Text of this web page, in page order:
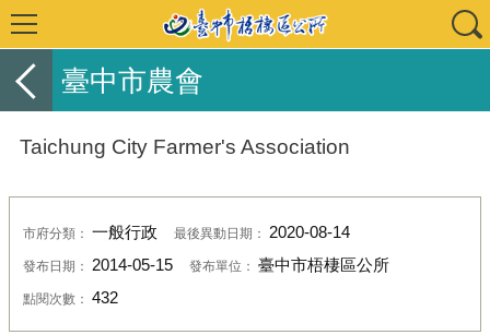
臺中市農會
Taichung City Farmer's Association
市府分類： 一般行政 最後異動日期： 2020-08-14
發布日期： 2014-05-15 發布單位： 臺中市梧棲區公所
點閱次數： 432